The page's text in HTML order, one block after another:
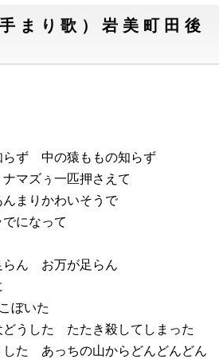
まり歌）岩美町田
らず 中の猿ももの知らず
マズぅ一匹押さえて
まりかわいそうで
になって
ん お万が足らん
ぼいた
うした たたき殺してしまった
た あっちの山からどんどんどん